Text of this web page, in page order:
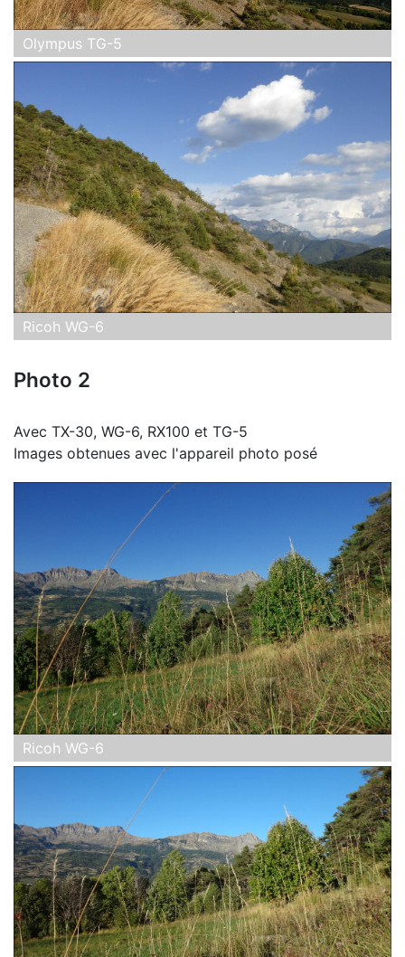
Olympus TG-5
Ricoh WG-6
Photo 2
Avec TX-30, WG-6, RX100 et TG-5
Images obtenues avec l'appareil photo posé
Ricoh WG-6